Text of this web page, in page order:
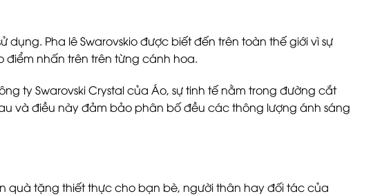
Pha lê Swarovskio được biết đến trên toàn thế giới vì sự
nhấn trên trên từng cánh hoa.
ty Swarovski Crystal của Áo, sự tinh tế nằm trong đường cắt
và điều này đảm bảo phân bố đều các thông lượng ánh sáng
quà tặng thiết thực cho bạn bè, người thân hay đối tác của